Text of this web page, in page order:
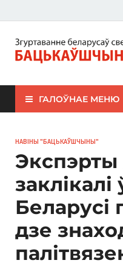
ЗБС
ГАЛОЎНАЕ МЕНЮ
НАВІНЫ "БАЦЬКАЎШЧЫНЫ"
Беларусі
дзе